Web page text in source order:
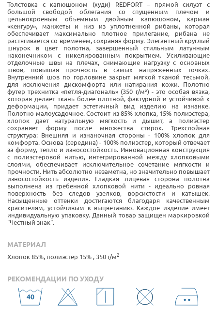
Толстовка с капюшоном (худи) REDFORT – прямой силуэт с
большой свободой облегания со спущенным плечом и
цельнокроеным объемным двойным капюшоном, карман
«кенгуру», манжеты и низ из уплотненной рибаны, которая
обеспечивает максимально плотное прилегание, рибана не
растягивается со временем, сохраняя форму. Элегантный круглый
шнурок в цвет полотна, завершенный стильным латунным
наконечником с никелированным покрытием. Усиливающие
отделочные швы на плечах, снимающие нагрузку с основных
швов, повышая прочность в самых напряженных точках.
Внутренний шов по горловине закрыт мягкой тканой тесьмой,
для исключения дискомфорта или натирания кожи. Полотно
футер трехнитка «петля-диагональ» (350 г/м²) - это особая вязка,
которая делает ткань более плотной, фактурной и устойчивой к
деформации, придает эстетичный вид изделию на изнанке.
Полотно малоусадочное. Состоит из 85% хлопка, 15% полиэстера,
хлопок дает натуральную мягкость и дышит, а полиэстер
сохраняет форму после множества стирок. Трехслойная
структура: Внешняя и изнаночная стороны - 100% хлопок для
комфорта. Основа (середина) - 100% полиэстер, который отвечает
за форму, тепло и износостойкость. Инновационная конструкция
с полиэстеровой нитью, интегрированной между хлопковыми
слоями, обеспечивает исключительное сочетание мягкости и
прочности. Нить абсолютно незаметна, но значительно повышает
износостойкость изделия. Гладкая лицевая сторона полотна
выполнена из гребенной хлопковой нити - идеально ровная
поверхность без следов узелков, ворсистости и катышек.
Насыщенные оттенки достигаются благодаря качественным
красителям, устойчивым к выцветанию. Каждое изделие имеет
индивидуальную упаковку. Данный товар защищен маркировкой
"Честный знак".
МАТЕРИАЛ
Хлопок 85%, полиэстер 15% , 350 г/м2
РЕКОМЕНДАЦИИ ПО УХОДУ